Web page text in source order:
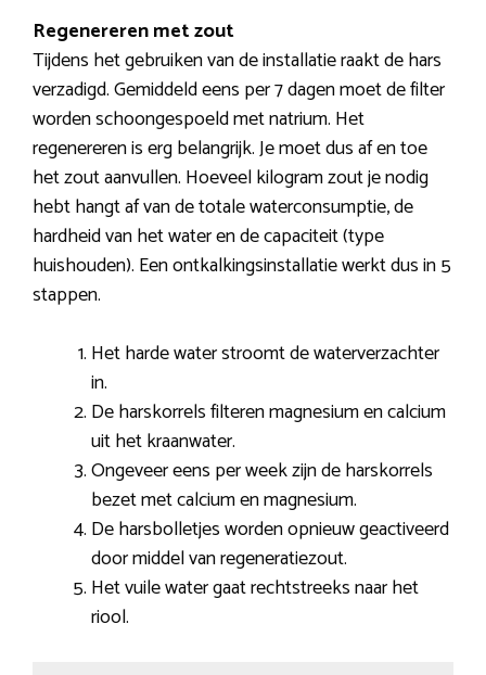
Regenereren met zout
Tijdens het gebruiken van de installatie raakt de hars
verzadigd. Gemiddeld eens per 7 dagen moet de filter
worden schoongespoeld met natrium. Het
regenereren is erg belangrijk. Je moet dus af en toe
het zout aanvullen. Hoeveel kilogram zout je nodig
hebt hangt af van de totale waterconsumptie, de
hardheid van het water en de capaciteit (type
huishouden). Een ontkalkingsinstallatie werkt dus in 5
stappen.
Het harde water stroomt de waterverzachter
in.
De harskorrels filteren magnesium en calcium
uit het kraanwater.
Ongeveer eens per week zijn de harskorrels
bezet met calcium en magnesium.
De harsbolletjes worden opnieuw geactiveerd
door middel van regeneratiezout.
Het vuile water gaat rechtstreeks naar het
riool.